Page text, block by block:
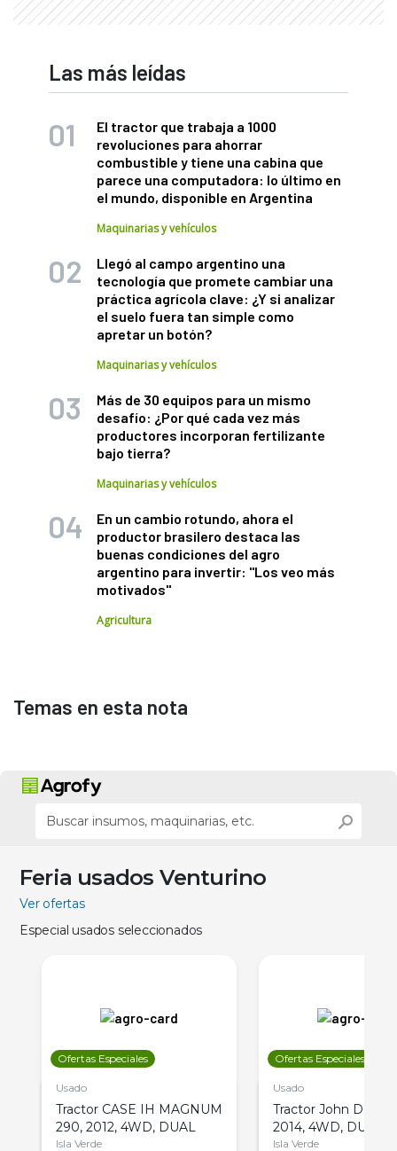
Las más leídas
El tractor que trabaja a 1000
revoluciones para ahorrar
combustible y tiene una cabina que
parece una computadora: lo último en
el mundo, disponible en Argentina
Maquinarias y vehículos
Llegó al campo argentino una
tecnología que promete cambiar una
práctica agrícola clave: ¿Y si analizar
el suelo fuera tan simple como
apretar un botón?
Maquinarias y vehículos
Más de 30 equipos para un mismo
desafío: ¿Por qué cada vez más
productores incorporan fertilizante
bajo tierra?
Maquinarias y vehículos
En un cambio rotundo, ahora el
productor brasilero destaca las
buenas condiciones del agro
argentino para invertir: "Los veo más
motivados"
Agricultura
Temas en esta nota
Feria usados Venturino
Ver ofertas
Especial usados seleccionados
Ofertas Especiales
Usado
Tractor CASE IH MAGNUM
290, 2012, 4WD, DUAL
Isla Verde
Ofertas Especiales
Usado
Tractor John Deere
2014, 4WD, DUAL
Isla Verde